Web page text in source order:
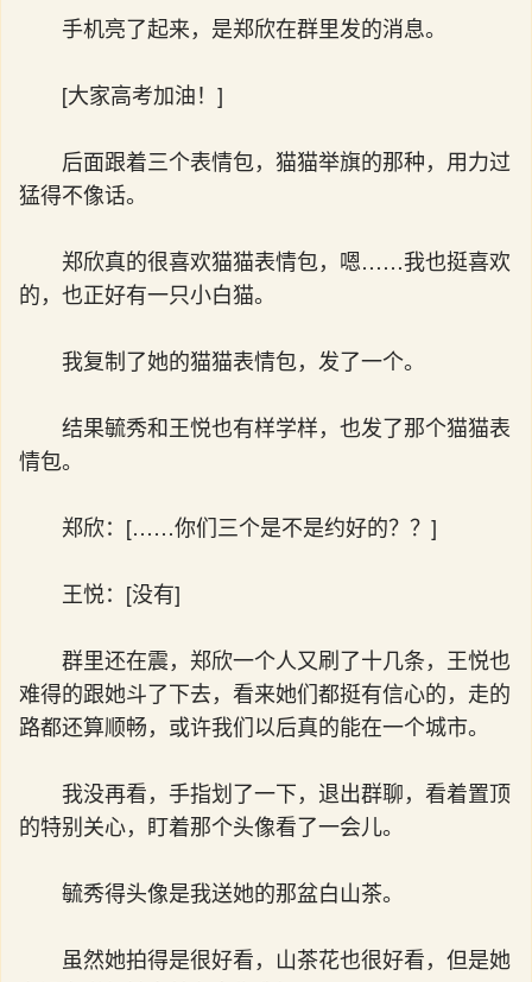
手机亮了起来，是郑欣在群里发的消息。
[大家高考加油！]
后面跟着三个表情包，猫猫举旗的那种，用力过
猛得不像话。
郑欣真的很喜欢猫猫表情包，嗯……我也挺喜欢
的，也正好有一只小白猫。
我复制了她的猫猫表情包，发了一个。
结果毓秀和王悦也有样学样，也发了那个猫猫表
情包。
郑欣：[……你们三个是不是约好的？？]
王悦：[没有]
群里还在震，郑欣一个人又刷了十几条，王悦也
难得的跟她斗了下去，看来她们都挺有信心的，走的
路都还算顺畅，或许我们以后真的能在一个城市。
我没再看，手指划了一下，退出群聊，看着置顶
的特别关心，盯着那个头像看了一会儿。
毓秀得头像是我送她的那盆白山茶。
虽然她拍得是很好看，山茶花也很好看，但是她